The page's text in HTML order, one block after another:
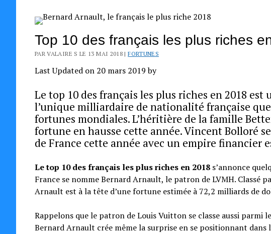
Top 10 des français les plus riches
PAR VALAIRE S LE 13 MAI 2018 |FORTUNES
Last Updated on 20 mars 2019 by
Le top 10 des français les plus riches en 2018
l’unique milliardaire de nationalité française
fortunes mondiales. L’héritière de la famille
fortune en hausse cette année. Vincent Bolloré
de France cette année avec un empire financier
Le top 10 des français les plus riches en 2018s’annonce
France se nomme Bernard Arnault, le patron de LVMH. Classé
Arnault est à la tête d’une fortune estimée à 72,2 milliards de
Rappelons que le patron de Louis Vuitton se classe aussi parmi
Bernard Arnault crée même la surprise en se positionnant dans